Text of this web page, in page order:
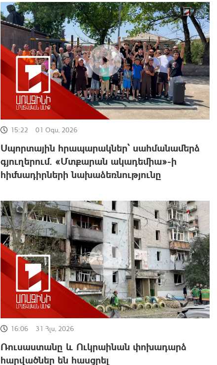
15:22 01 Օգս, 2026
Սպորտային հրապարակներ՝ սահմանամերձ
գյուղերում. «Մտքարան ակադեմիա»-ի
հիմնադիրների նախաձեռնությունը
16:06 31 Հլս, 2026
Ռուսաստանը և Ուկրաինան փոխադարձ
հարվածներ են հասցրել